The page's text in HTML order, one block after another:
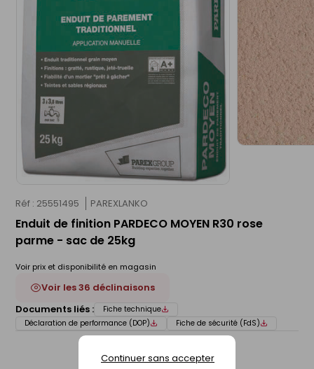
Continuer sans accepter
Réf : 25551495 PAREXLANKO
Enduit de finition PARDECO MOYEN R30 rose
parme - sac de 25kg
Voir prix et disponibilité en magasin
Voir les 36 déclinaisons
Documents liés :
Fiche technique
Déclaration de performance (DOP)
Fiche de sécurité (FdS)